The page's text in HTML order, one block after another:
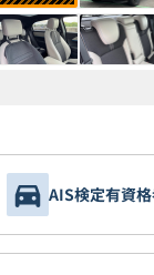
AIS検定有資